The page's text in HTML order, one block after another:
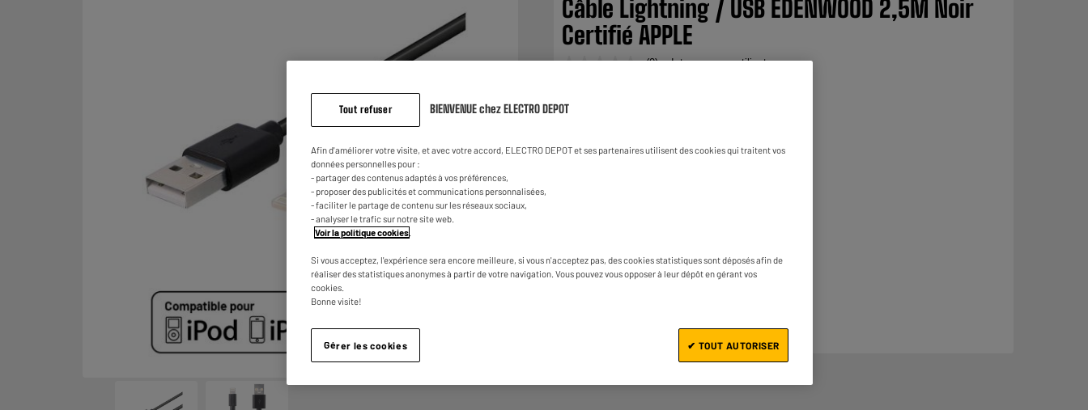
Câble Lightning / USB EDENWOOD 2,5M Noir
Certifié APPLE
la
(0) Interrogez un utilisateur
5
Tout refuser BIENVENUE chez ELECTRO DEPOT
Afin d'améliorer votre visite, et avec votre accord, ELECTRO DEPOT et ses partenaires utilisent des cookies qui traitent vos
données personnelles pour :
- partager des contenus adaptés à vos préférences,
- proposer des publicités et communications personnalisées,
- faciliter le partage de contenu sur les réseaux sociaux,
- analyser le trafic sur notre site web.
Voir la politique cookies
Si vous acceptez, l'expérience sera encore meilleure, si vous n'acceptez pas, des cookies statistiques sont déposés afin de
réaliser des statistiques anonymes à partir de votre navigation. Vous pouvez vous opposer à leur dépôt en gérant vos
cookies.
Bonne visite!
Gérer les cookies ✔ TOUT AUTORISER